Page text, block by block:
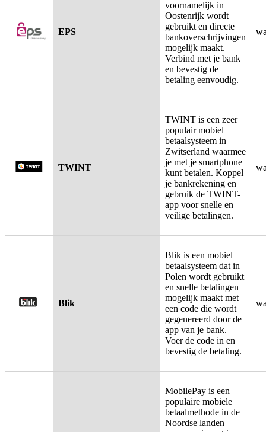
EPS
voornamelijk in
Oostenrijk wordt
gebruikt en directe
bankoverschrijvingen
mogelijk maakt.
Verbind met je bank
en bevestig de
betaling eenvoudig.
TWINT
TWINT is een zeer
populair mobiel
betaalsysteem in
Zwitserland waarmee
je met je smartphone
kunt betalen. Koppel
je bankrekening en
gebruik de TWINT-
app voor snelle en
veilige betalingen.
Blik
Blik is een mobiel
betaalsysteem dat in
Polen wordt gebruikt
en snelle betalingen
mogelijk maakt met
een code die wordt
gegenereerd door de
app van je bank.
Voer de code in en
bevestig de betaling.
MobilePay is een
populaire mobiele
betaalmethode in de
Noordse landen